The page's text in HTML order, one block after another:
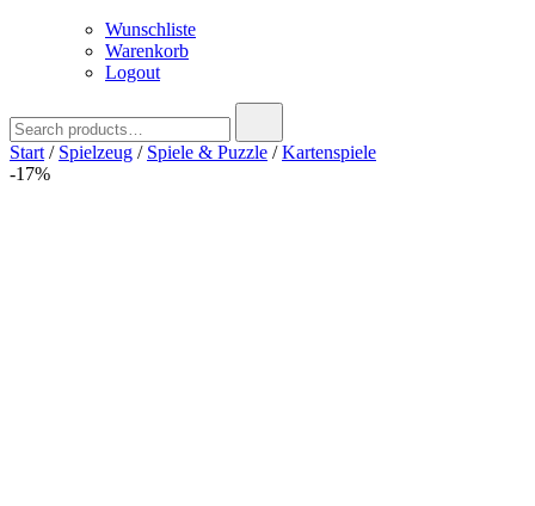
Wunschliste
Warenkorb
Logout
for:
Start / Spielzeug / Spiele & Puzzle /Kartenspiele
-17%